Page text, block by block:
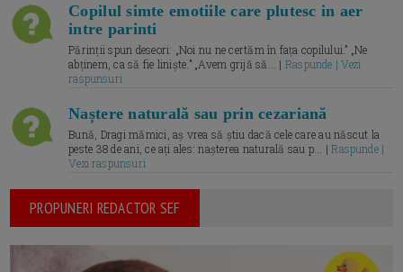
Copilul simte emotiile care plutesc in aer
intre parinti
Părinții spun deseori: „Noi nu ne certăm în fața copilului.” „Ne
abținem, ca să fie liniște.” „Avem grijă să... | Raspunde | Vezi
raspunsuri
Naștere naturală sau prin cezariană
Bună, Dragi mămici, aș vrea să știu dacă cele care au născut la
peste 38 de ani, ce ați ales: nașterea naturală sau p... |Raspunde |
Vezi raspunsuri
PROPUNERI REDACTOR SEF